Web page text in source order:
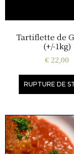
Tartiflette de
(+/-1kg)
€22,00
RUPTURE DE